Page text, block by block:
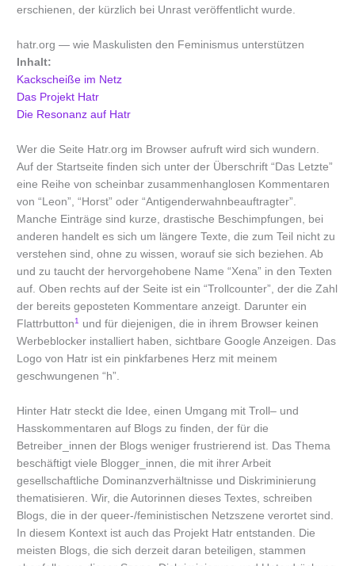
erschienen, der kürzlich bei Unrast veröffentlicht wurde.
hatr.org — wie Maskulisten den Feminismus unterstützen
Inhalt:
Kackscheiße im Netz
Das Projekt Hatr
Die Resonanz auf Hatr
Wer die Seite Hatr.org im Browser aufruft wird sich wundern.
Auf der Startseite finden sich unter der Überschrift “Das Letzte”
eine Reihe von scheinbar zusammenhanglosen Kommentaren
von “Leon”, “Horst” oder “Antigenderwahnbeauftragter”.
Manche Einträge sind kurze, drastische Beschimpfungen, bei
anderen handelt es sich um längere Texte, die zum Teil nicht zu
verstehen sind, ohne zu wissen, worauf sie sich beziehen. Ab
und zu taucht der hervorgehobene Name “Xena” in den Texten
auf. Oben rechts auf der Seite ist ein “Trollcounter”, der die Zahl
der bereits geposteten Kommentare anzeigt. Darunter ein
Flattrbutton1
und für diejenigen, die in ihrem Browser keinen
Werbeblocker installiert haben, sichtbare Google Anzeigen. Das
Logo von Hatr ist ein pinkfarbenes Herz mit meinem
geschwungenen “h”.
Hinter Hatr steckt die Idee, einen Umgang mit Troll– und
Hasskommentaren auf Blogs zu finden, der für die
Betreiber_innen der Blogs weniger frustrierend ist. Das Thema
beschäftigt viele Blogger_innen, die mit ihrer Arbeit
gesellschaftliche Dominanzverhältnisse und Diskriminierung
thematisieren. Wir, die Autorinnen dieses Textes, schreiben
Blogs, die in der queer-/feministischen Netzszene verortet sind.
In diesem Kontext ist auch das Projekt Hatr entstanden. Die
meisten Blogs, die sich derzeit daran beteiligen, stammen